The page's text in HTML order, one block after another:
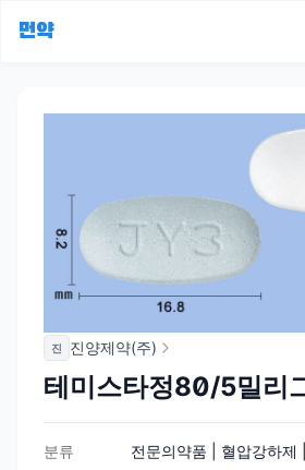
먼약
진 진양제약(주)
테미스타정80/5밀리
분류
전문의약품 | 혈압강하제